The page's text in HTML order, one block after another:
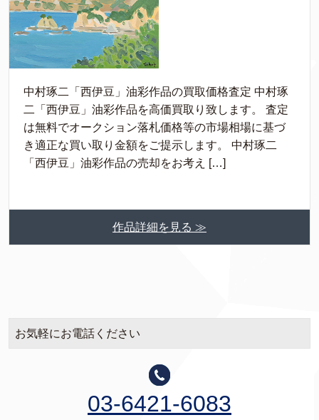
中村琢二「西伊豆」油彩作品の買取価格査定 中村琢
二「西伊豆」油彩作品を高価買取り致します。 査定
は無料でオークション落札価格等の市場相場に基づ
き適正な買い取り金額をご提示します。 中村琢二
「西伊豆」油彩作品の売却をお考え […]
作品詳細を見る ≫
お気軽にお電話ください
03-6421-6083